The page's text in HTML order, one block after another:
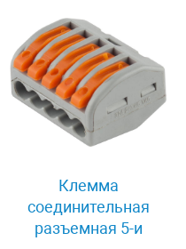
Клемма
соединительная
разъемная 5-и